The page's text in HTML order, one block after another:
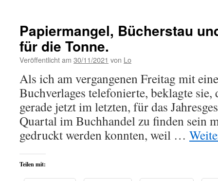
Papiermangel, Bücherstau
für die Tonne.
Veröffentlicht am 30/11/2021 von Lo
Als ich am vergangenen Freitag mit
Buchverlages telefonierte, beklagte sie,
gerade jetzt im letzten, für das
Quartal im Buchhandel zu finden sein
gedruckt werden konnten, weil …
Teilen mit: